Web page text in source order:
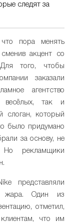
следят за
пора менять
акцент со
того, чтобы
заказали
агентство
весёлых, так и
слоган, который
было придумано
за основу, не
Но рекламщики
представляли
жара. Один из
отметил,
что им